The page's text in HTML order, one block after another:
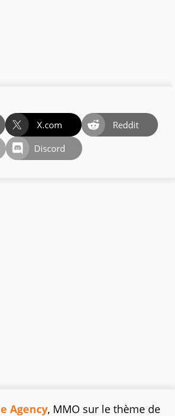
X.com
Reddit
Discord
Agency, MMO sur le thème de